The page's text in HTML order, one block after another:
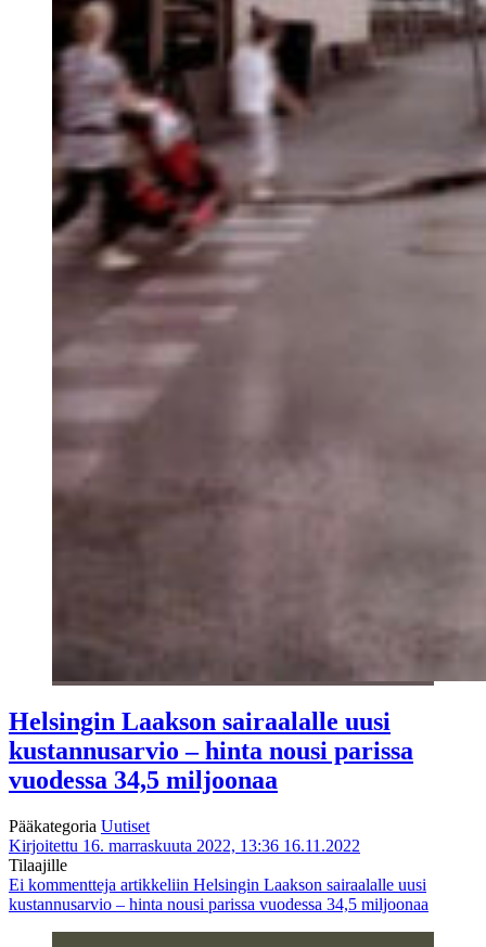
Helsingin Laakson sairaalalle uusi
kustannusarvio – hinta nousi parissa
vuodessa 34,5 miljoonaa
Pääkategoria Uutiset
Kirjoitettu 16. marraskuuta 2022, 13:36 16.11.2022
Tilaajille
Ei kommentteja artikkeliin Helsingin Laakson sairaalalle uusi
kustannusarvio – hinta nousi parissa vuodessa 34,5 miljoonaa